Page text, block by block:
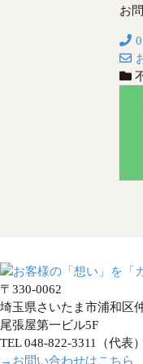
お
a
v
i
g
〒330-0062
埼玉県さいたま市浦和区
尾張屋第一ビル5F
TEL 048-822-3311（代表）
→お問い合わせはこちら